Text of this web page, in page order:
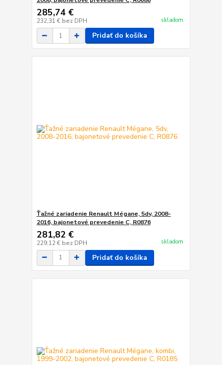
285,74 €
232,31 € bez DPH skladom
Pridať do košíka
Ťažné zariadenie Renault Mégane, 5dv, 2008-
2016, bajonetové prevedenie C, R0876
281,82 €
229,12 € bez DPH skladom
Pridať do košíka